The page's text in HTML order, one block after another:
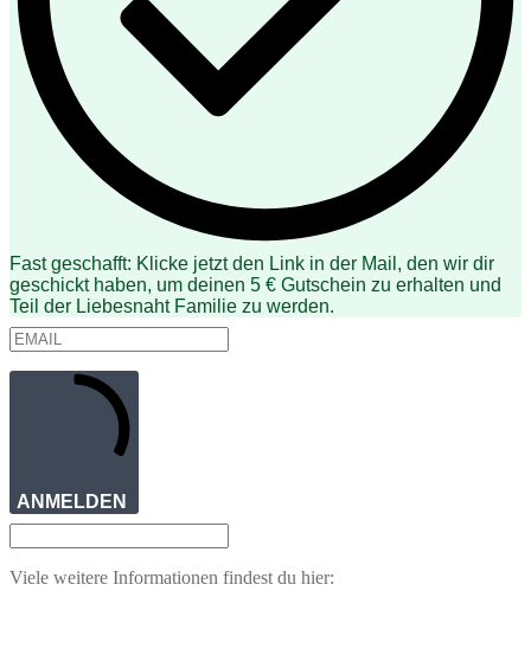
Fast geschafft: Klicke jetzt den Link in der Mail, den wir dir
geschickt haben, um deinen 5 € Gutschein zu erhalten und
Teil der Liebesnaht Familie zu werden.
ANMELDEN
Viele weitere Informationen findest du hier: